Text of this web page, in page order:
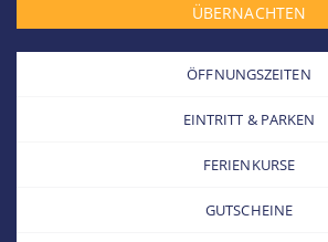
ÜBERNACHTEN
ÖFFNUNGSZEITEN
EINTRITT & PARKEN
FERIENKURSE
GUTSCHEINE